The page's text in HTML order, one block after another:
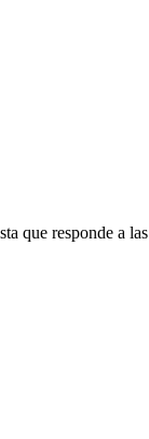
que responde a las